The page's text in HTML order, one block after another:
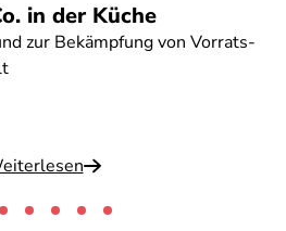
in der Küche
zur Bekämpfung von Vorrats-